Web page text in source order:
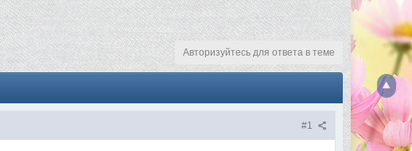
Авторизуйтесь для ответа в теме
#1